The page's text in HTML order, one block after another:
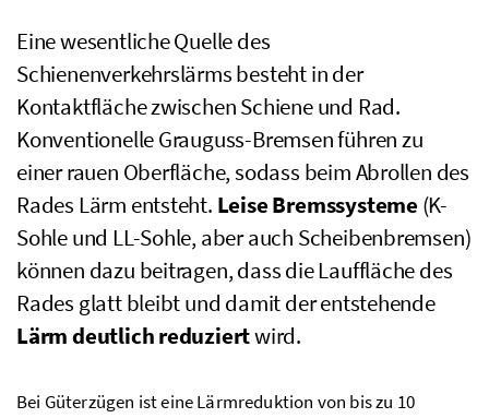
Eine wesentliche Quelle des
Schienenverkehrslärms besteht in der
Kontaktfläche zwischen Schiene und Rad.
Konventionelle Grauguss-Bremsen führen zu
einer rauen Oberfläche, sodass beim Abrollen des
Rades Lärm entsteht. Leise Bremssysteme (K-
Sohle und LL-Sohle, aber auch Scheibenbremsen)
können dazu beitragen, dass die Lauffläche des
Rades glatt bleibt und damit der entstehende
Lärm deutlich reduziertwird.
Bei Güterzügen ist eine Lärmreduktion von bis zu 10